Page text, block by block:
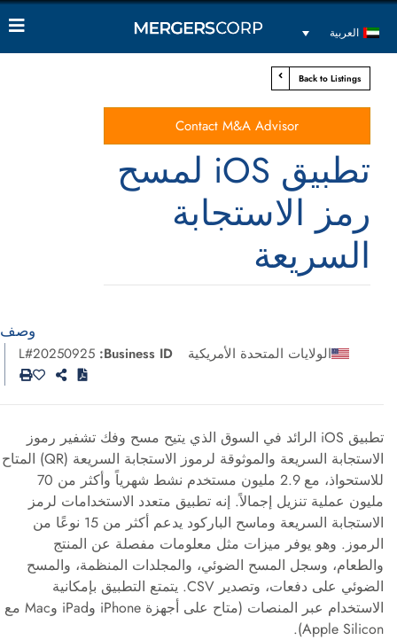
العربية
Back to Listings
Contact M&A Advisor
تطبيق iOS لمسح
رمز الاستجابة
السريعة
وصف
الولايات المتحدة الأمريكية Business ID:
تطبيق iOS الرائد في السوق الذي يتيح مسح وفك تشفير رموز
الاستجابة السريعة والموثوقة لرموز الاستجابة السريعة (QR) المتاح
للاستحواذ، مع 2.9 مليون مستخدم نشط شهرياً وأكثر من 70
مليون عملية تنزيل إجمالاً. إنه تطبيق متعدد الاستخدامات لرمز
الاستجابة السريعة وماسح الباركود يدعم أكثر من 15 نوعًا من
الرموز. وهو يوفر ميزات مثل معلومات مفصلة عن المنتج
والطعام، وسجل المسح الضوئي، والمجلدات المنظمة، والمسح
الضوئي على دفعات، وتصدير CSV. يتمتع التطبيق بإمكانية
الاستخدام عبر المنصات (متاح على أجهزة iPhone وiPad وMac مع
Apple Silicon).